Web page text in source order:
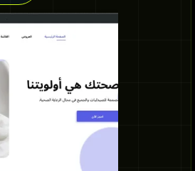
إمكانية الوصول إلى شريحة أكبر
والتوفير الزمني: موقع الصيدلية
القرب من مرافق طبية: يوفر موقع
الطبية القريبة، بناءً على الموقع
الخدمات